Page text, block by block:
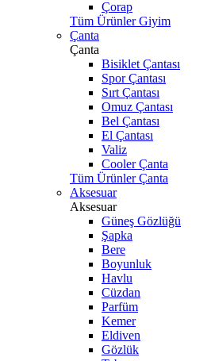
Çorap
Tüm Ürünler Giyim
Çanta
Çanta
Bisiklet Çantası
Spor Çantası
Sırt Çantası
Omuz Çantası
Bel Çantası
El Çantası
Valiz
Cooler Çanta
Tüm Ürünler Çanta
Aksesuar
Aksesuar
Güneş Gözlüğü
Şapka
Bere
Boyunluk
Havlu
Cüzdan
Parfüm
Kemer
Eldiven
Gözlük